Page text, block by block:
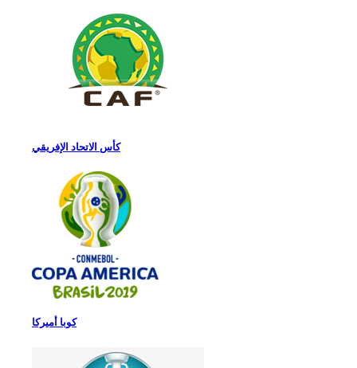
كأس الاتحاد الإفريقي
كوبا أميركا